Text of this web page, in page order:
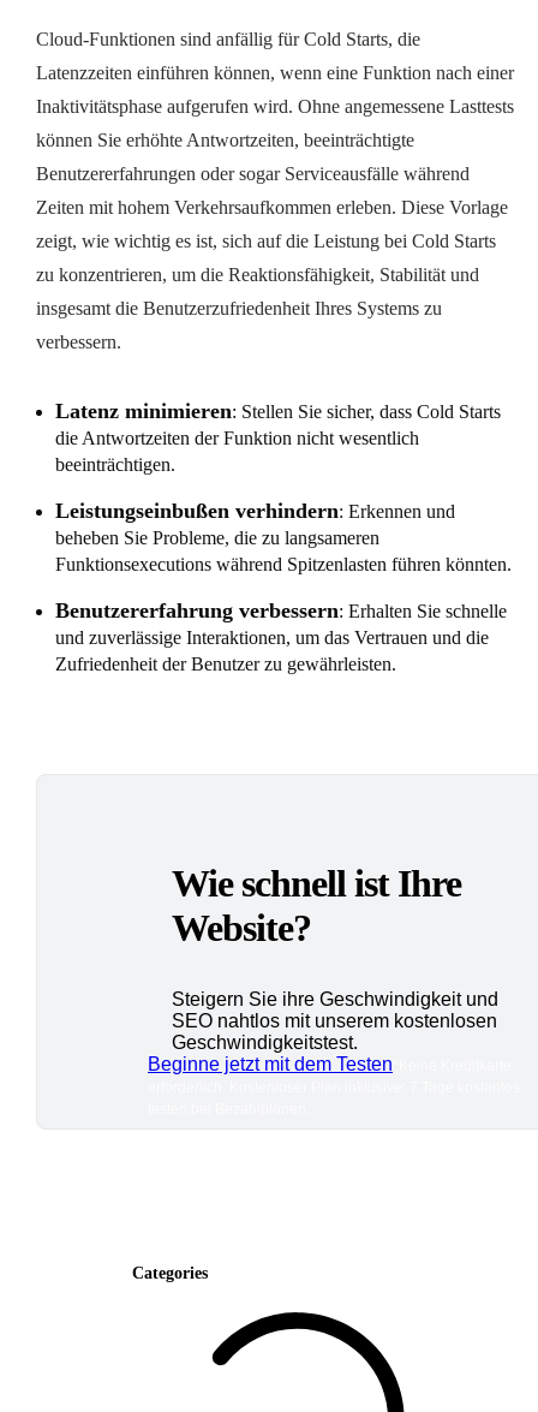
Cloud-Funktionen sind anfällig für Cold Starts, die
Latenzzeiten einführen können, wenn eine Funktion nach einer
Inaktivitätsphase aufgerufen wird. Ohne angemessene Lasttests
können Sie erhöhte Antwortzeiten, beeinträchtigte
Benutzererfahrungen oder sogar Serviceausfälle während
Zeiten mit hohem Verkehrsaufkommen erleben. Diese Vorlage
zeigt, wie wichtig es ist, sich auf die Leistung bei Cold Starts
zu konzentrieren, um die Reaktionsfähigkeit, Stabilität und
insgesamt die Benutzerzufriedenheit Ihres Systems zu
verbessern.
Latenz minimieren: Stellen Sie sicher, dass Cold Starts
die Antwortzeiten der Funktion nicht wesentlich
beeinträchtigen.
Leistungseinbußen verhindern: Erkennen und
beheben Sie Probleme, die zu langsameren
Funktionsexecutions während Spitzenlasten führen könnten.
Benutzererfahrung verbessern: Erhalten Sie schnelle
und zuverlässige Interaktionen, um das Vertrauen und die
Zufriedenheit der Benutzer zu gewährleisten.
Wie schnell ist Ihre
Website?
Steigern Sie ihre Geschwindigkeit und
SEO nahtlos mit unserem kostenlosen
Geschwindigkeitstest.
Beginne jetzt mit dem Testen
Categories